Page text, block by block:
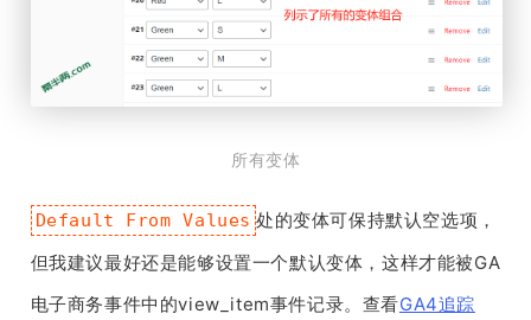
所有变体
Default From Values 处的变体可保持默认空选项，
但我建议最好还是能够设置一个默认变体，这样才能被GA
电子商务事件中的view_item事件记录。查看GA4追踪